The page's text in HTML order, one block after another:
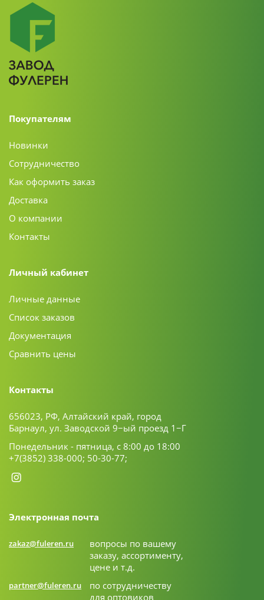
Покупателям
Новинки
Сотрудничество
Как оформить заказ
Доставка
О компании
Контакты
Личный кабинет
Личные данные
Список заказов
Документация
Сравнить цены
Контакты
656023, РФ, Алтайский край, город
Барнаул, ул. Заводской 9−ый проезд 1−Г
Понедельник - пятница, с 8:00 до 18:00
+7(3852) 338-000; 50-30-77;
Электронная почта
zakaz@fuleren.ru
вопросы по вашему
заказу, ассортименту,
цене и т.д.
partner@fuleren.ru
по сотрудничеству
для оптовиков